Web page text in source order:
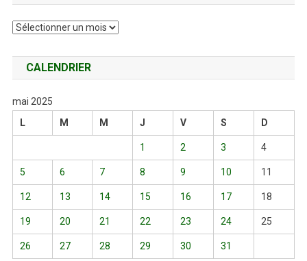
Archives
CALENDRIER
mai 2025
L
M M J V S D
1 2 3 4
5 6 7 8 9 10 11
12 13 14 15 16 17 18
19 20 21 22 23 24 25
26 27 28 29 30 31